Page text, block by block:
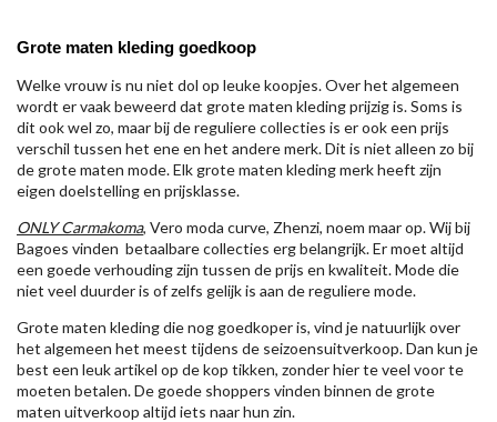
Grote maten kleding goedkoop
Welke vrouw is nu niet dol op leuke koopjes. Over het algemeen
wordt er vaak beweerd dat grote maten kleding prijzig is. Soms is
dit ook wel zo, maar bij de reguliere collecties is er ook een prijs
verschil tussen het ene en het andere merk. Dit is niet alleen zo bij
de grote maten mode. Elk grote maten kleding merk heeft zijn
eigen doelstelling en prijsklasse.
ONLY Carmakoma, Vero moda curve, Zhenzi, noem maar op. Wij bij
Bagoes vinden betaalbare collecties erg belangrijk. Er moet altijd
een goede verhouding zijn tussen de prijs en kwaliteit. Mode die
niet veel duurder is of zelfs gelijk is aan de reguliere mode.
Grote maten kleding die nog goedkoper is, vind je natuurlijk over
het algemeen het meest tijdens de seizoensuitverkoop. Dan kun je
best een leuk artikel op de kop tikken, zonder hier te veel voor te
moeten betalen. De goede shoppers vinden binnen de grote
maten uitverkoop altijd iets naar hun zin.